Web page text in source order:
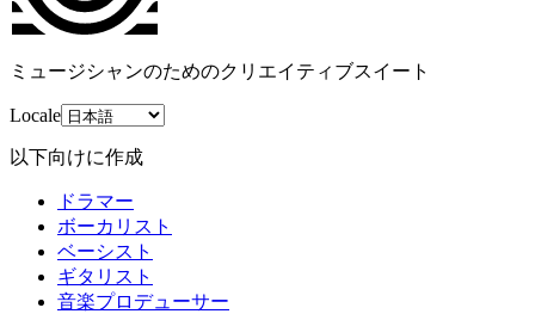
ミュージシャンのためのクリエイティブスイート
Locale
以下向けに作成
ドラマー
ボーカリスト
ベーシスト
ギタリスト
音楽プロデューサー